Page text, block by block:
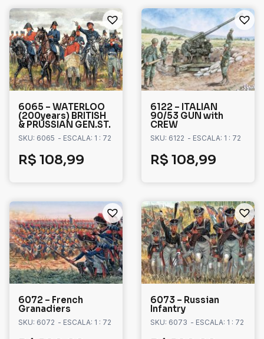
6065 – WATERLOO
(200years) BRITISH
& PRUSSIAN GEN.ST.
SKU: 6065 - ESCALA: 1 : 72
R$ 108,99
6122 – ITALIAN
90/53 GUN with
CREW
SKU: 6122 - ESCALA: 1 : 72
R$ 108,99
6072 – French
Granadiers
SKU: 6072 - ESCALA: 1 : 72
6073 – Russian
Infantry
SKU: 6073 - ESCALA: 1 : 72